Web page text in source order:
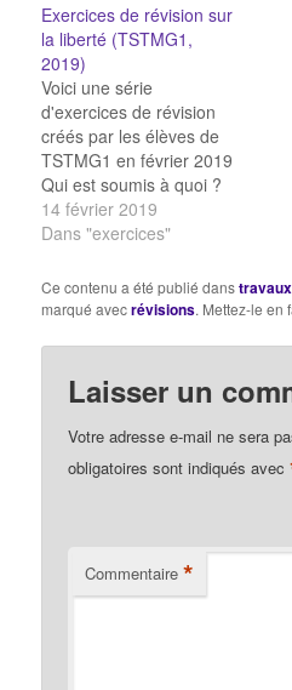
Exercices de révision sur
la liberté (TSTMG1,
2019)
Voici une série
d'exercices de révision
créés par les élèves de
TSTMG1 en février 2019
Qui est soumis à quoi ?
QCM sur la liberté Texte
à trous sur le libre arbitre
QCM sur la liberté Qui
est libre ? QCM sur la
14 février 2019
Dans "exercices"
Ce contenu a été publié danstravaux
marqué avecrévisions. Mettez-le en
Laisser un
Votre adresse e-mail ne sera
obligatoires sont indiqués avec
Commentaire *